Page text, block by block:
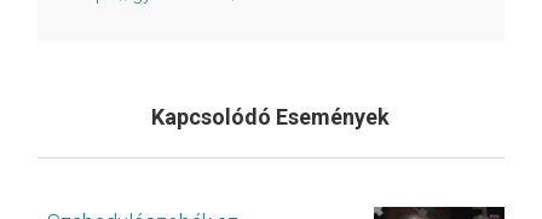
Kapcsolódó Események